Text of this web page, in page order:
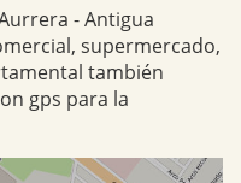
- Antigua
supermercado,
también
gps para la